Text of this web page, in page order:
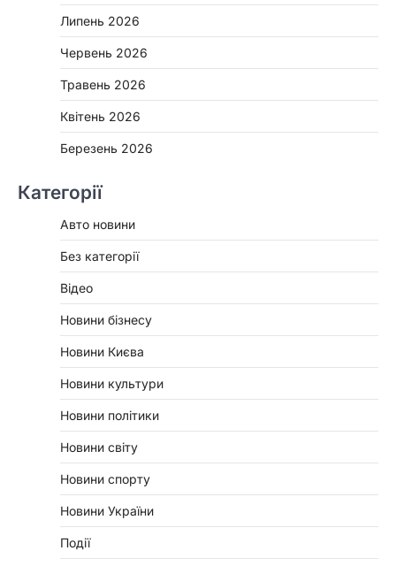
Липень 2026
Червень 2026
Травень 2026
Квітень 2026
Березень 2026
Категорії
Авто новини
Без категорії
Відео
Новини бізнесу
Новини Києва
Новини культури
Новини політики
Новини світу
Новини спорту
Новини України
Події